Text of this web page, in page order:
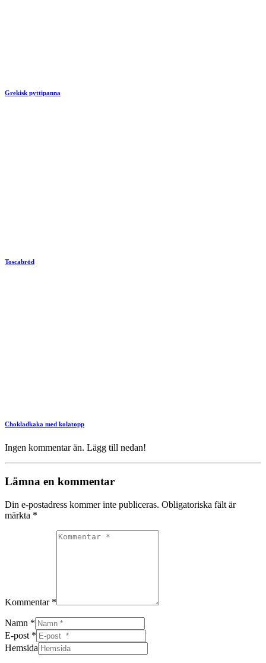
Grekisk pyttipanna
Toscabröd
Chokladkaka med kolatopp
Ingen kommentar än. Lägg till nedan!
Lämna en kommentar
Din e-postadress kommer inte publiceras. Obligatoriska fält är
märkta *
Kommentar *
Namn *
E-post *
Hemsida